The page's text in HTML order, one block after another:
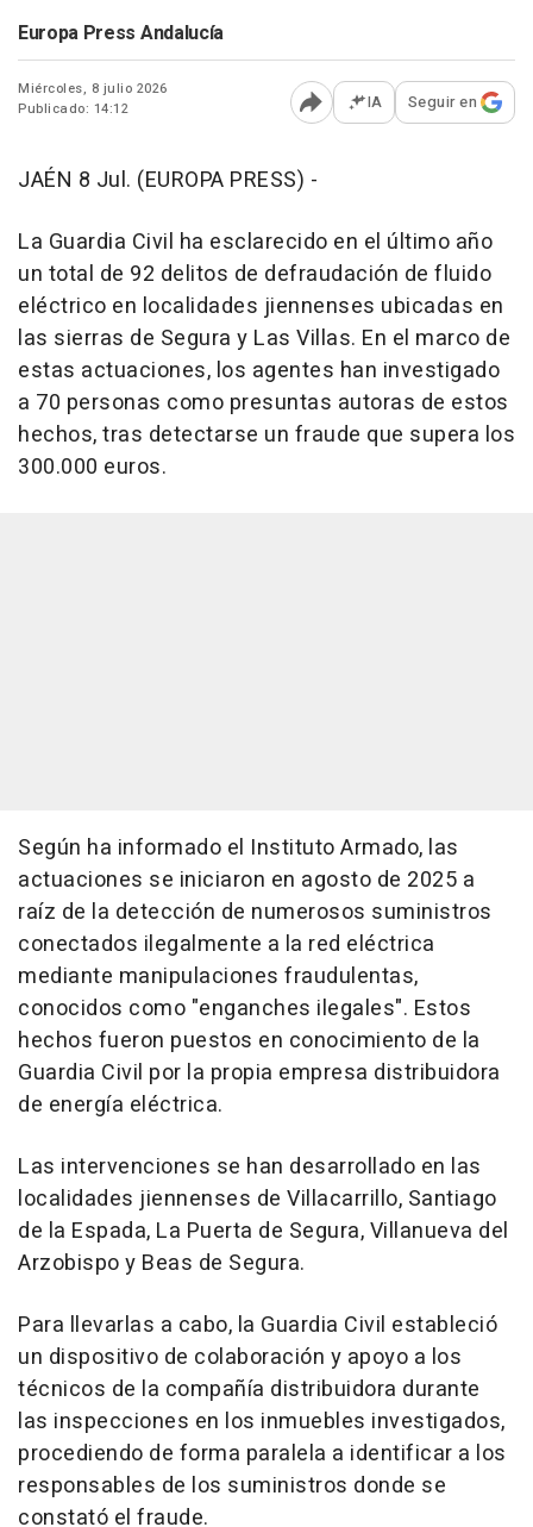
Europa Press Andalucía
Miércoles, 8 julio 2026
Publicado: 14:12
Abrir opciones para
IA Seguir en
JAÉN 8 Jul. (EUROPA PRESS) -
La Guardia Civil ha esclarecido en el último año
un total de 92 delitos de defraudación de fluido
eléctrico en localidades jiennenses ubicadas en
las sierras de Segura y Las Villas. En el marco de
estas actuaciones, los agentes han investigado
a 70 personas como presuntas autoras de estos
hechos, tras detectarse un fraude que supera los
300.000 euros.
Según ha informado el Instituto Armado, las
actuaciones se iniciaron en agosto de 2025 a
raíz de la detección de numerosos suministros
conectados ilegalmente a la red eléctrica
mediante manipulaciones fraudulentas,
conocidos como "enganches ilegales". Estos
hechos fueron puestos en conocimiento de la
Guardia Civil por la propia empresa distribuidora
de energía eléctrica.
Las intervenciones se han desarrollado en las
localidades jiennenses de Villacarrillo, Santiago
de la Espada, La Puerta de Segura, Villanueva del
Arzobispo y Beas de Segura.
Para llevarlas a cabo, la Guardia Civil estableció
un dispositivo de colaboración y apoyo a los
técnicos de la compañía distribuidora durante
las inspecciones en los inmuebles investigados,
procediendo de forma paralela a identificar a los
responsables de los suministros donde se
constató el fraude.